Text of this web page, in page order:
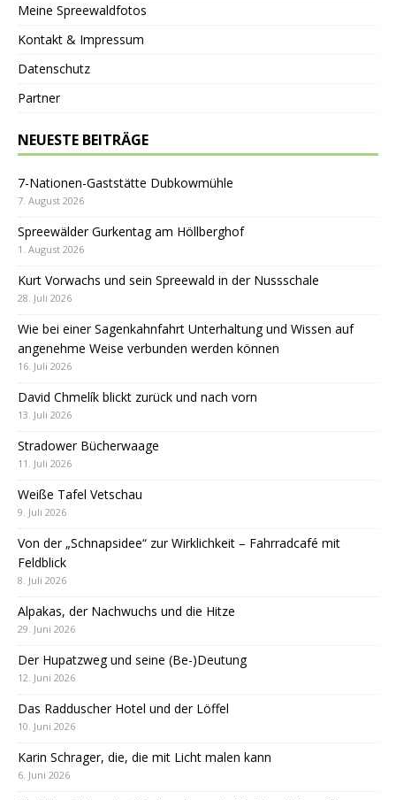
Meine Spreewaldfotos
Kontakt & Impressum
Datenschutz
Partner
NEUESTE BEITRÄGE
7-Nationen-Gaststätte Dubkowmühle
7. August 2026
Spreewälder Gurkentag am Höllberghof
1. August 2026
Kurt Vorwachs und sein Spreewald in der Nussschale
28. Juli 2026
Wie bei einer Sagenkahnfahrt Unterhaltung und Wissen auf
angenehme Weise verbunden werden können
16. Juli 2026
David Chmelík blickt zurück und nach vorn
13. Juli 2026
Stradower Bücherwaage
11. Juli 2026
Weiße Tafel Vetschau
9. Juli 2026
Von der „Schnapsidee“ zur Wirklichkeit – Fahrradcafé mit
Feldblick
8. Juli 2026
Alpakas, der Nachwuchs und die Hitze
29. Juni 2026
Der Hupatzweg und seine (Be-)Deutung
12. Juni 2026
Das Radduscher Hotel und der Löffel
10. Juni 2026
Karin Schrager, die, die mit Licht malen kann
6. Juni 2026